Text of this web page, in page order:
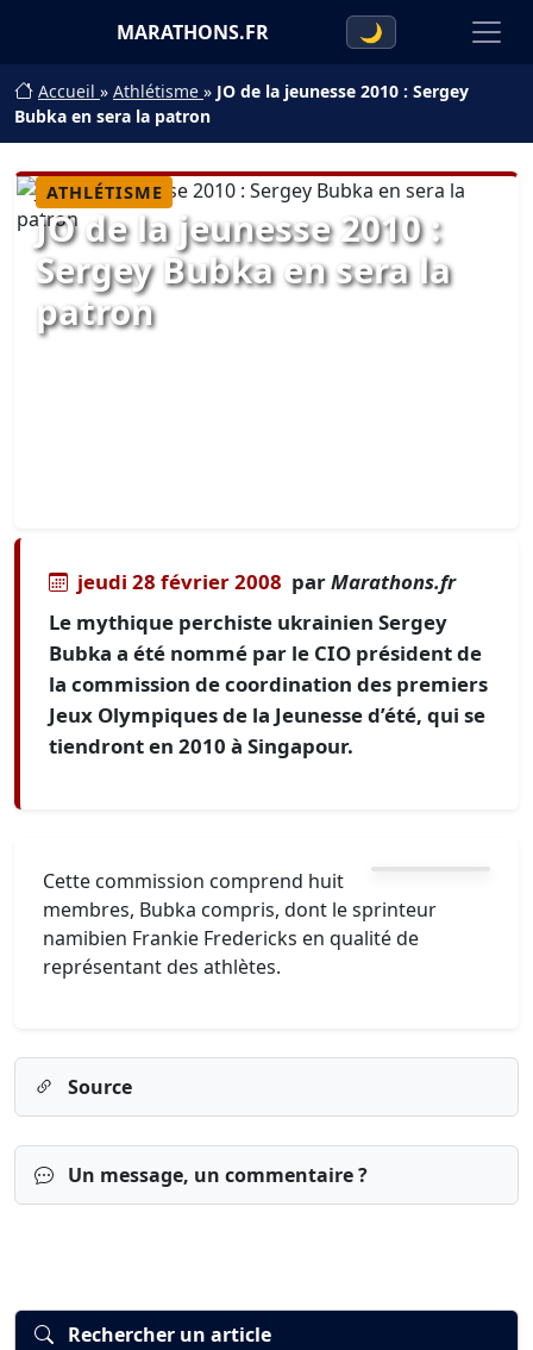
MARATHONS.FR 🌙
Accueil » Athlétisme » JO de la jeunesse 2010 : Sergey
Bubka en sera la patron
ATHLÉTISME
JO de la jeunesse 2010 :
Sergey Bubka en sera la
patron
jeudi 28 février 2008 parMarathons.fr
Le mythique perchiste ukrainien Sergey
Bubka a été nommé par le CIO président de
la commission de coordination des premiers
Jeux Olympiques de la Jeunesse d’été, qui se
tiendront en 2010 à Singapour.
Cette commission comprend huit
membres, Bubka compris, dont le sprinteur
namibien Frankie Fredericks en qualité de
représentant des athlètes.
Source
Un message, un commentaire ?
Rechercher un article